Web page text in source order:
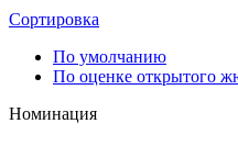
Сортировка
По умолчанию
По оценке открытого
Номинация